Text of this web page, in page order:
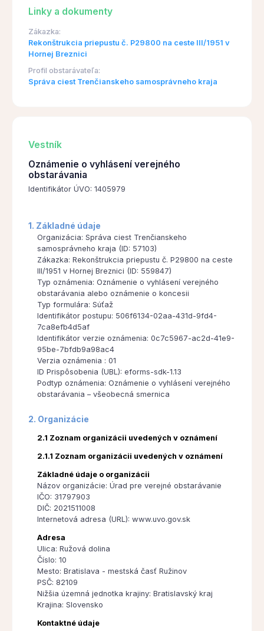
Linky a dokumenty
Zákazka:
Rekonštrukcia priepustu č. P29800 na ceste III/1951 v
Hornej Breznici
Profil obstarávateľa:
Správa ciest Trenčianskeho samosprávneho kraja
Vestník
Oznámenie o vyhlásení verejného
obstarávania
Identifikátor ÚVO: 1405979
1. Základné údaje
Organizácia: Správa ciest Trenčianskeho
samosprávneho kraja (ID: 57103)
Zákazka: Rekonštrukcia priepustu č. P29800 na ceste
III/1951 v Hornej Breznici (ID: 559847)
Typ oznámenia: Oznámenie o vyhlásení verejného
obstarávania alebo oznámenie o koncesii
Typ formulára: Súťaž
Identifikátor postupu: 506f6134-02aa-431d-9fd4-
7ca8efb4d5af
Identifikátor verzie oznámenia: 0c7c5967-ac2d-41e9-
95be-7bfdb9a98ac4
Verzia oznámenia : 01
ID Prispôsobenia (UBL): eforms-sdk-1.13
Podtyp oznámenia: Oznámenie o vyhlásení verejného
obstarávania – všeobecná smernica
2. Organizácie
2.1 Zoznam organizácii uvedených v oznámení
2.1.1 Zoznam organizácii uvedených v oznámení
Základné údaje o organizácii
Názov organizácie: Úrad pre verejné obstarávanie
IČO: 31797903
DIČ: 2021511008
Internetová adresa (URL): www.uvo.gov.sk
Adresa
Ulica: Ružová dolina
Číslo: 10
Mesto: Bratislava - mestská časť Ružinov
PSČ: 82109
Nižšia územná jednotka krajiny: Bratislavský kraj
Krajina: Slovensko
Kontaktné údaje